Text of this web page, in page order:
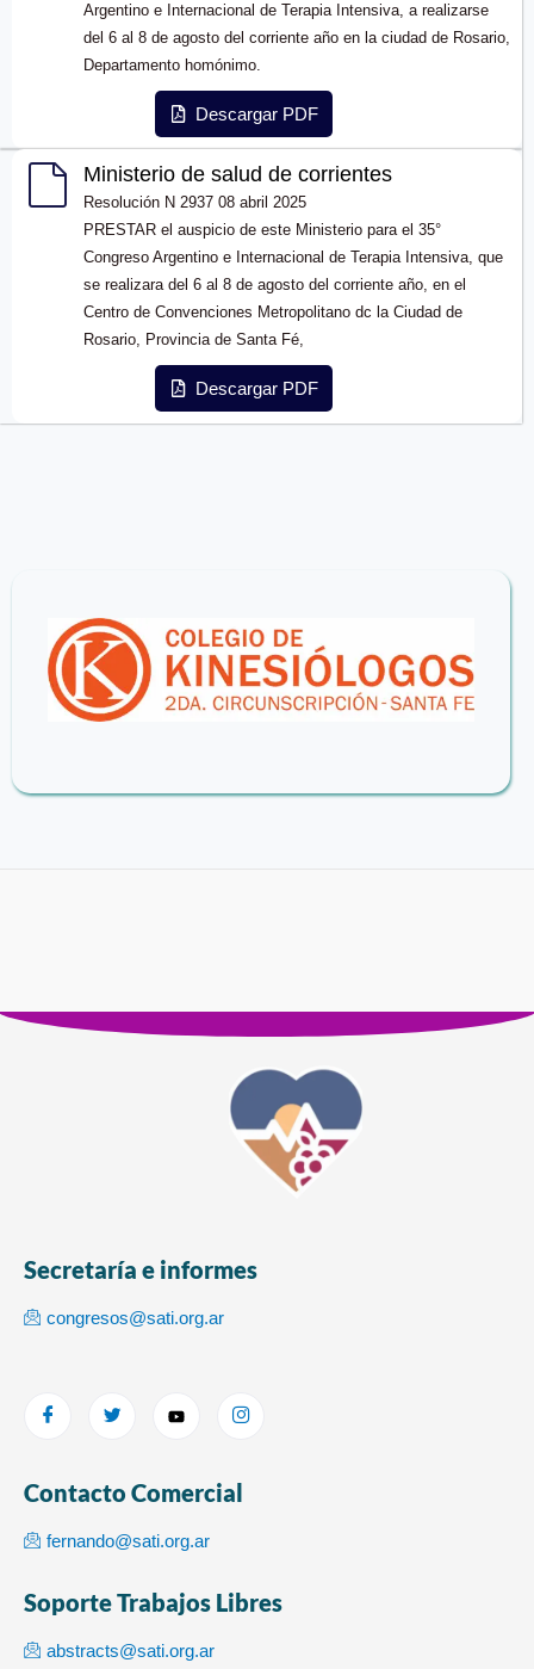
Argentino e Internacional de Terapia Intensiva, a realizarse
del 6 al 8 de agosto del corriente año en la ciudad de Rosario,
Departamento homónimo.
Descargar PDF
Ministerio de salud de corrientes
Resolución N 2937 08 abril 2025
PRESTAR el auspicio de este Ministerio para el 35°
Congreso Argentino e Internacional de Terapia Intensiva, que
se realizara del 6 al 8 de agosto del corriente año, en el
Centro de Convenciones Metropolitano dc la Ciudad de
Rosario, Provincia de Santa Fé,
Descargar PDF
Secretaría e informes
congresos@sati.org.ar
Contacto Comercial
fernando@sati.org.ar
Soporte Trabajos Libres
abstracts@sati.org.ar